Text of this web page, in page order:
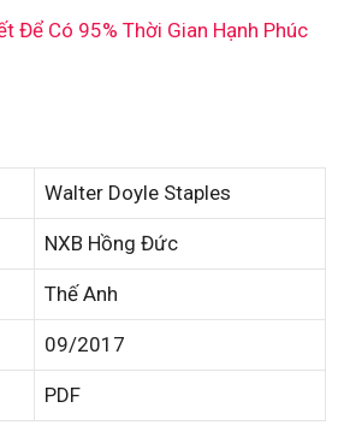
Để Có 95% Thời Gian Hạnh Phúc
Walter Doyle Staples
NXB Hồng Đức
Thế Anh
09/2017
PDF